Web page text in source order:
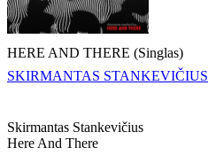
HERE AND THERE (Singlas)
SKIRMANTAS STANKEVIČIUS
Skirmantas Stankevičius
Here And There